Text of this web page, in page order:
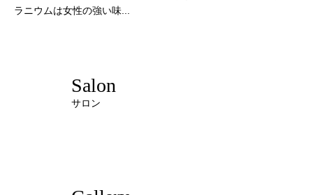
ラニウムは女性の強い味...
Salon
サロン